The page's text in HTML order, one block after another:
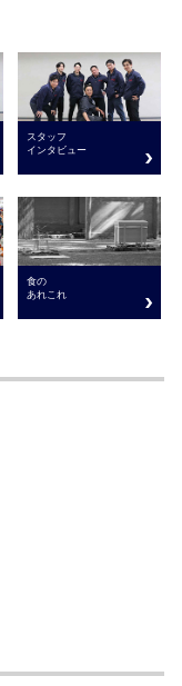
スタッフ
インタビュー
食の
あれこれ